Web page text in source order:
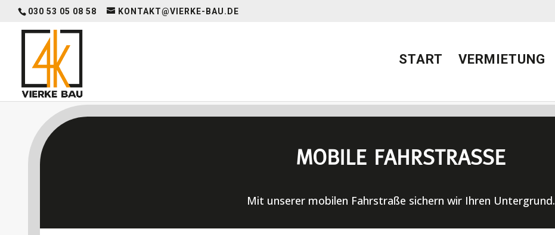
030 53 05 08 58 KONTAKT@VIERKE-BAU.DE
START VERMIETUNG
MOBILE FAHRSTRASSE
Mit unserer mobilen Fahrstraße sichern wir Ihren Untergrund.